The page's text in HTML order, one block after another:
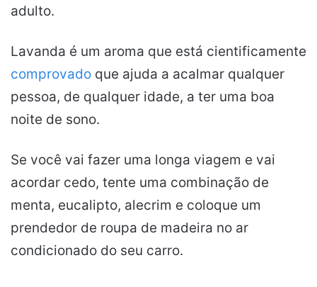
adulto.
Lavanda é um aroma que está cientificamente
comprovado que ajuda a acalmar qualquer
pessoa, de qualquer idade, a ter uma boa
noite de sono.
Se você vai fazer uma longa viagem e vai
acordar cedo, tente uma combinação de
menta, eucalipto, alecrim e coloque um
prendedor de roupa de madeira no ar
condicionado do seu carro.